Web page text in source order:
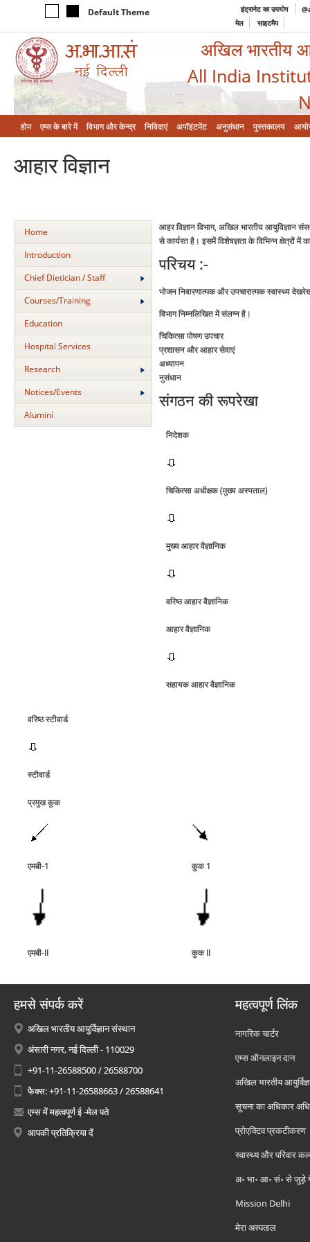
Default Theme इंट्रानेट का उपयोग
मेल
साइटमैप
अखिल भारतीय
All India
होम एम्‍स के बारे में विभाग और केन्‍द्र निविदाएं अपॉइंटमेंट अनुसंधान पुस्तकालय
आहार विज्ञान
Home
Introduction
Chief Dietician / Staff
Courses/Training
Education
Hospital Services
Research
Notices/Events
Alumini
आहर विज्ञान विभाग, अखिल भारतीय
से कार्यरत है। इसमें विशेषज्ञता के विभिन्‍न क्षेत्रों में
परिचय :-
भोजन निवारणात्‍मक और उपचारात्‍मक स्‍वास्‍थ्‍य
विभाग निम्‍नलिखित में संलग्‍न है।
चिकित्‍सा पोषण उपचार
प्रशासन और आहार सेवाएं
अध्‍यापन
नुसंधान
संगठन की रूपरेखा
निदेशक
चिकित्‍सा अधीक्षक (मुख्‍य अस्‍पताल)
मुख्‍य आहार वैज्ञानिक
वरिष्‍ठ आहार वैज्ञानिक
आहार वैज्ञानिक
सहायक आहार वैज्ञानिक
वरिष्‍ठ स्‍टीवार्ड
स्‍टीवार्ड
प्रमुख कुक
एमबी-1 कुक 1
एमबी-II कुक II
हमसे संपर्क करें
अखिल भारतीय आयुर्विज्ञान संस्थान
अंसारी नगर, नई दिल्ली - 110029
+91-11-26588500 / 26588700
फैक्स: +91-11-26588663 / 26588641
एम्स में महत्वपूर्ण ई -मेल पते
आपकी प्रतिक्रिया दें
महत्वपूर्ण लिंक
नागरिक चार्टर
एम्स ऑनलाइन दान
अखिल भारतीय
सूचना का अधिकार
प्रोएक्टिव प्रकटीकरण
स्वास्थ्य और परिवार
अ॰ भा॰ आ॰ सं॰ से जुड़े
Mission Delhi
मेरा अस्पताल